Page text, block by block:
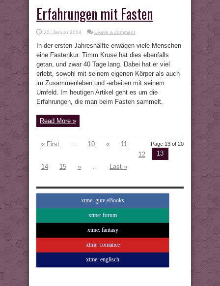
Erfahrungen mit Fasten
20. Januar 2014 Leave a comment
In der ersten Jahreshälfte erwägen viele Menschen
eine Fastenkur. Timm Kruse hat dies ebenfalls
getan, und zwar 40 Tage lang. Dabei hat er viel
erlebt, sowohl mit seinem eigenen Körper als auch
im Zusammenleben und -arbeiten mit seinem
Umfeld. Im heutigen Artikel geht es um die
Erfahrungen, die man beim Fasten sammelt.
Read More »
Page 13 of 20
« First ... 10 «
11
12
13
14
15 » ... Last »
xtme: gute eBooks
xtme: forum
xtme: fantasy
xtme: romance
xtme: englisch